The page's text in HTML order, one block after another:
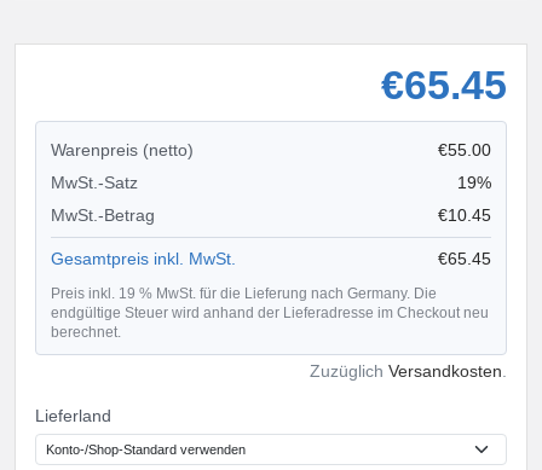
€65.45
Warenpreis (netto)
€55.00
MwSt.-Satz
19%
MwSt.-Betrag
€10.45
Gesamtpreis inkl. MwSt. €65.45
Preis inkl. 19 % MwSt. für die Lieferung nach Germany. Die
endgültige Steuer wird anhand der Lieferadresse im Checkout neu
berechnet.
Zuzüglich Versandkosten
Lieferland